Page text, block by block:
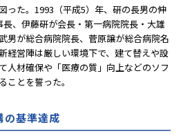
った。1993（平成5）年、硏の長男の伸
、伊藤硏が会長・第一病院院長・大雄
男が総合病院院長、菅原譲が総合病院名
経営陣は厳しい環境下で、建て替えや設
人材確保や「医療の質」向上などのソフ
ことを誓った。
の基準達成